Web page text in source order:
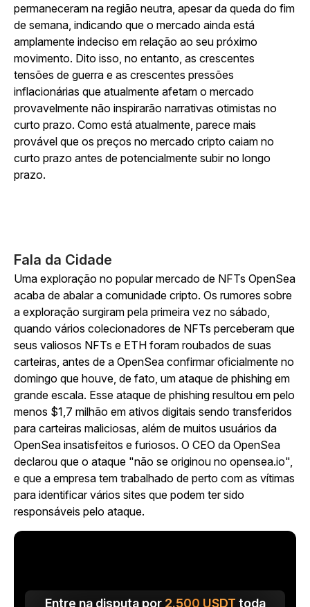
permaneceram na região neutra, apesar da queda do fim
de semana, indicando que o mercado ainda está
amplamente indeciso em relação ao seu próximo
movimento. Dito isso, no entanto, as crescentes
tensões de guerra e as crescentes pressões
inflacionárias que atualmente afetam o mercado
provavelmente não inspirarão narrativas otimistas no
curto prazo. Como está atualmente, parece mais
provável que os preços no mercado cripto caiam no
curto prazo antes de potencialmente subir no longo
prazo.
Fala da Cidade
Uma exploração no popular mercado de NFTs OpenSea
acaba de abalar a comunidade cripto. Os rumores sobre
a exploração surgiram pela primeira vez no sábado,
quando vários colecionadores de NFTs perceberam que
seus valiosos NFTs e ETH foram roubados de suas
carteiras, antes de a OpenSea confirmar oficialmente no
domingo que houve, de fato, um ataque de phishing em
grande escala. Esse ataque de phishing resultou em pelo
menos $1,7 milhão em ativos digitais sendo transferidos
para carteiras maliciosas, além de muitos usuários da
OpenSea insatisfeitos e furiosos. O CEO da OpenSea
declarou que o ataque "não se originou no opensea.io",
e que a empresa tem trabalhado de perto com as vítimas
para identificar vários sites que podem ter sido
responsáveis pelo ataque.
Entre na disputa por 2.500 USDT toda